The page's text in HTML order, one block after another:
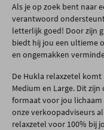
Als je op zoek bent naar
verantwoord
letterlijk goed! Door zijn
biedt hij jou een ultieme
en ongemakken
De Hukla relaxzetel
Medium en Large. Dit
formaat voor jou lichaam
onze verkoopadviseurs
relaxzetel voor 100% bij